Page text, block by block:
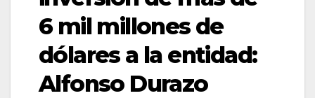
6 mil millones de
dólares a la entidad:
Alfonso Durazo